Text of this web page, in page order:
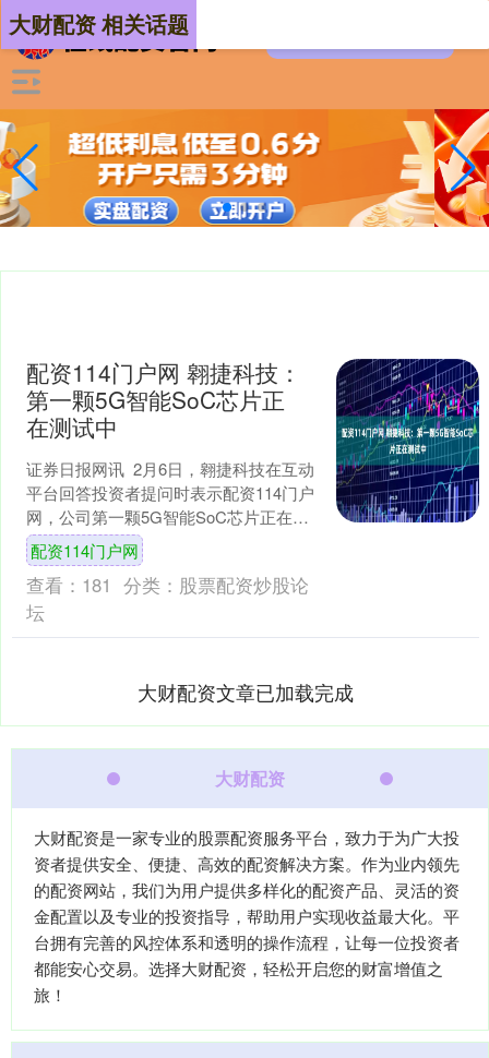
大财配资 相关话题
配资114门户网 翱捷科技：
第一颗5G智能SoC芯片正
在测试中
证券日报网讯 2月6日，翱捷科技在互动
平台回答投资者提问时表示配资114门户
网，公司第一颗5G智能SoC芯片正在测
试中，目前5G实网电话已打通，其他各
项仪表测....
配资114门户网
查看： 181 分类： 股票配资炒股论
坛
大财配资文章已加载完成
大财配资
大财配资是一家专业的股票配资服务平台，致力于为广大投
资者提供安全、便捷、高效的配资解决方案。作为业内领先
的配资网站，我们为用户提供多样化的配资产品、灵活的资
金配置以及专业的投资指导，帮助用户实现收益最大化。平
台拥有完善的风控体系和透明的操作流程，让每一位投资者
都能安心交易。选择大财配资，轻松开启您的财富增值之
旅！